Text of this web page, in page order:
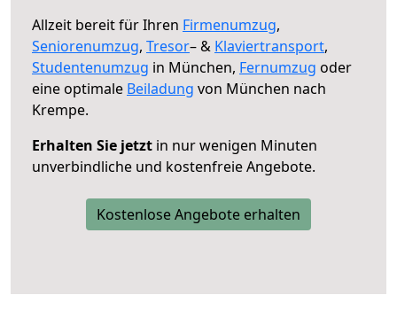
Allzeit bereit für Ihren Firmenumzug,
Seniorenumzug, Tresor– & Klaviertransport,
Studentenumzug in München, Fernumzug oder
eine optimale Beiladung von München nach
Krempe.
Erhalten Sie jetzt in nur wenigen Minuten
unverbindliche und kostenfreie Angebote.
Kostenlose Angebote erhalten